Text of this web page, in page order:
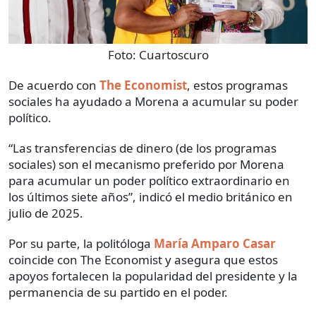
Foto: Cuartoscuro
De acuerdo con The Economist, estos programas
sociales ha ayudado a Morena a acumular su poder
político.
“Las transferencias de dinero (de los programas
sociales) son el mecanismo preferido por Morena
para acumular un poder político extraordinario en
los últimos siete años”, indicó el medio británico en
julio de 2025.
Por su parte, la politóloga María Amparo Casar
coincide con The Economist y asegura que estos
apoyos fortalecen la popularidad del presidente y la
permanencia de su partido en el poder.